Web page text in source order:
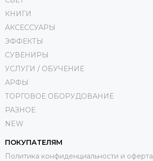
КНИГИ
АКСЕССУАРЫ
ЭФФЕКТЫ
СУВЕНИРЫ
УСЛУГИ / ОБУЧЕНИЕ
АРФЫ
ТОРГОВОЕ ОБОРУДОВАНИЕ
РАЗНОЕ
NEW
ПОКУПАТЕЛЯМ
Политика конфиденциальности и оферта